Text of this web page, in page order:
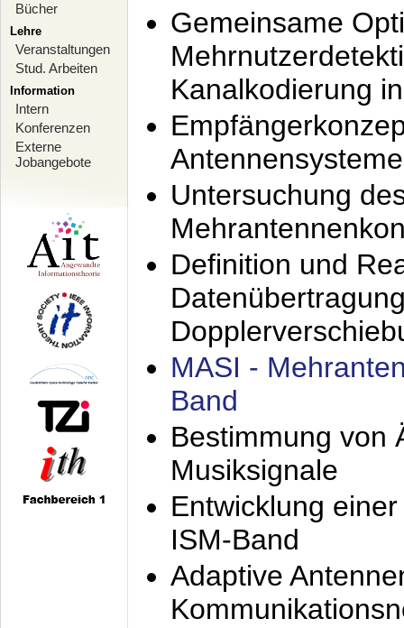
Bücher
Lehre
Veranstaltungen
Stud. Arbeiten
Information
Intern
Konferenzen
Externe
Jobangebote
Gemeinsame
Kanalkodierung
Antennensysteme
Untersuchung
Definition und
MASI -
Band
Bestimmung von
Musiksignale
Entwicklung
ISM-Band
Adaptive